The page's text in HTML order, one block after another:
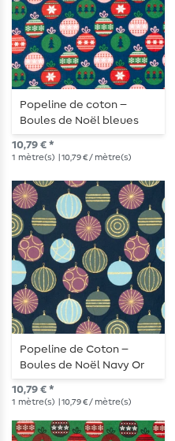
Popeline de coton –
Boules de Noël bleues
10,79 € *
1 mètre(s) | 10,79 € / mètre(s)
Popeline de Coton –
Boules de Noël Navy Or
10,79 € *
1 mètre(s) | 10,79 € / mètre(s)